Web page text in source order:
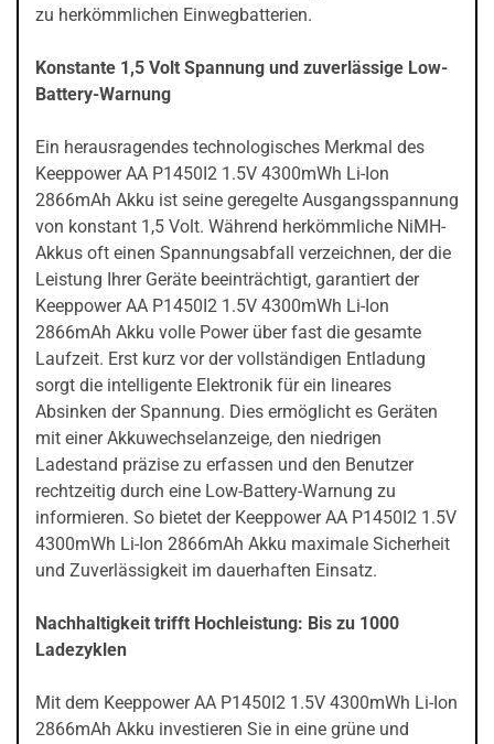
zu herkömmlichen Einwegbatterien.
Konstante 1,5 Volt Spannung und zuverlässige Low-
Battery-Warnung
Ein herausragendes technologisches Merkmal des
Keeppower AA P1450I2 1.5V 4300mWh Li-Ion
2866mAh Akku ist seine geregelte Ausgangsspannung
von konstant 1,5 Volt. Während herkömmliche NiMH-
Akkus oft einen Spannungsabfall verzeichnen, der die
Leistung Ihrer Geräte beeinträchtigt, garantiert der
Keeppower AA P1450I2 1.5V 4300mWh Li-Ion
2866mAh Akku volle Power über fast die gesamte
Laufzeit. Erst kurz vor der vollständigen Entladung
sorgt die intelligente Elektronik für ein lineares
Absinken der Spannung. Dies ermöglicht es Geräten
mit einer Akkuwechselanzeige, den niedrigen
Ladestand präzise zu erfassen und den Benutzer
rechtzeitig durch eine Low-Battery-Warnung zu
informieren. So bietet der Keeppower AA P1450I2 1.5V
4300mWh Li-Ion 2866mAh Akku maximale Sicherheit
und Zuverlässigkeit im dauerhaften Einsatz.
Nachhaltigkeit trifft Hochleistung: Bis zu 1000
Ladezyklen
Mit dem Keeppower AA P1450I2 1.5V 4300mWh Li-Ion
2866mAh Akku investieren Sie in eine grüne und